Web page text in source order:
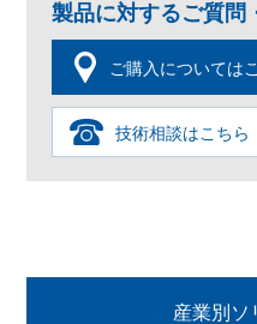
製品に対するご質問
ご購入については
技術相談はこちら
産業別ソ